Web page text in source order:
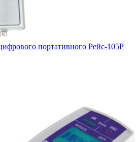
портативного Рейс-105Р